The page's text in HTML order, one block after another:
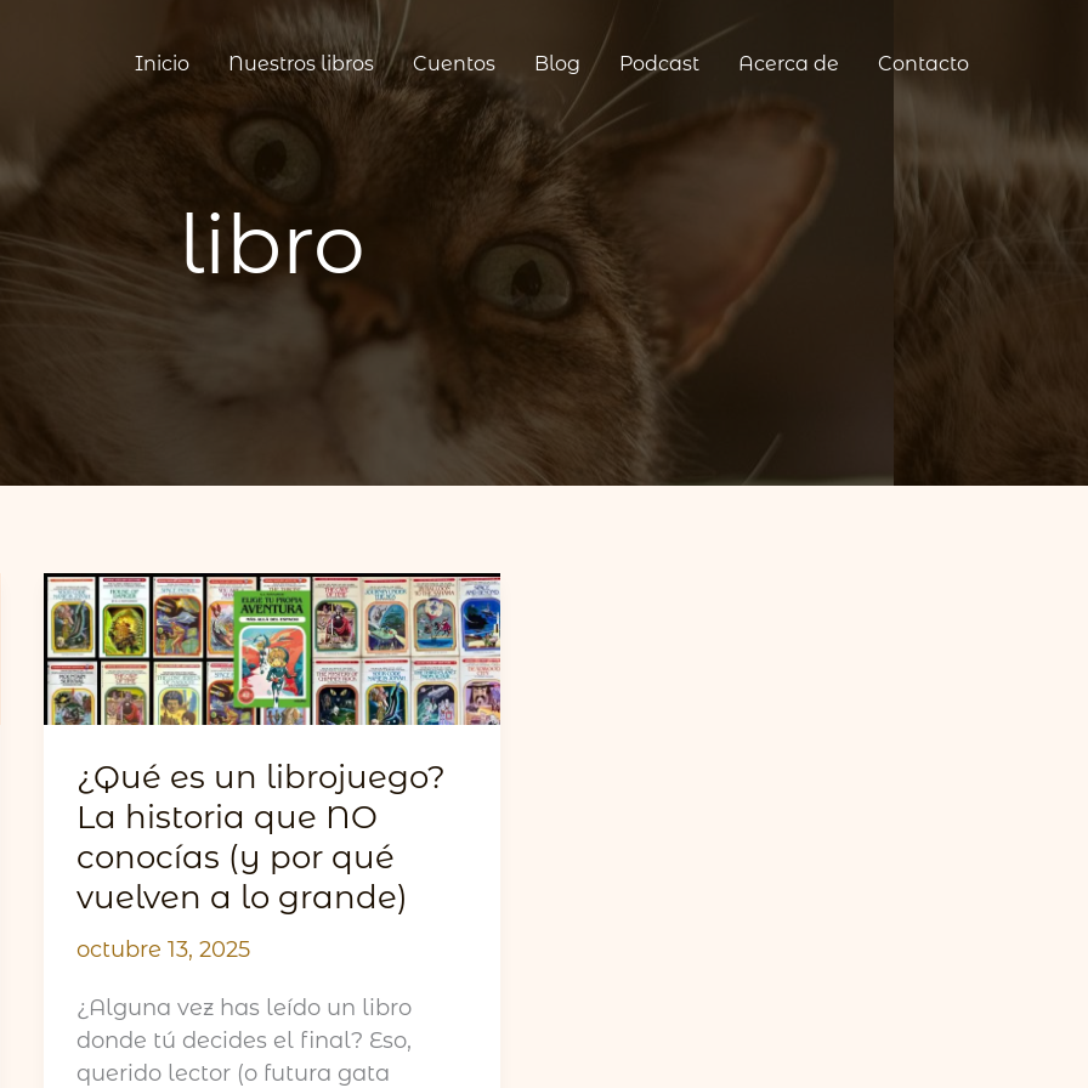
Inicio Nuestros libros Cuentos Blog Podcast Acerca de Contacto
libro
¿Qué es un librojuego?
La historia que NO
conocías (y por qué
vuelven a lo grande)
octubre 13, 2025
¿Alguna vez has leído un libro
donde tú decides el final? Eso,
querido lector (o futura gata